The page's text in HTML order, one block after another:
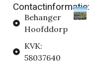
Contactinformatie:
Behanger
Hoofddorp
KVK:
58037640